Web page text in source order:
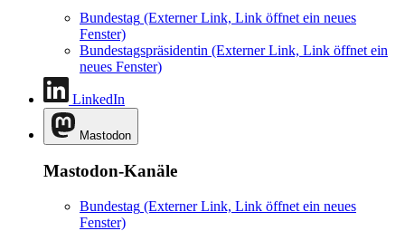
Bundestag (Externer Link, Link öffnet ein neues
Fenster)
Bundestagspräsidentin (Externer Link, Link öffnet ein
neues Fenster)
LinkedIn
Mastodon
Mastodon-Kanäle
Bundestag (Externer Link, Link öffnet ein neues
Fenster)